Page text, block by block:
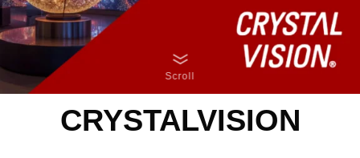
Scroll
CRYSTALVISION